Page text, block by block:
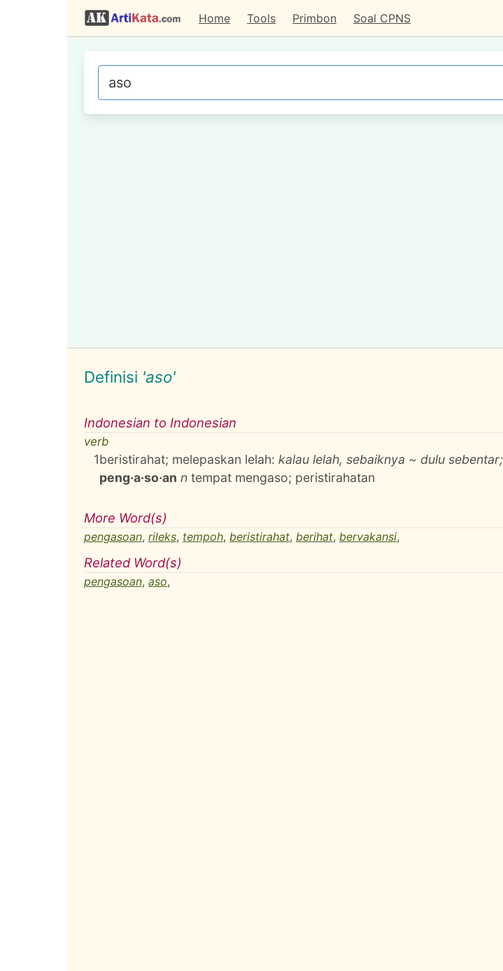
Home Tools Primbon Soal CPNS
Definisi 'aso'
Indonesian to Indonesian
verb
1beristirahat; melepaskan lelah:kalau lelah, sebaiknya ~ dulu sebentar;
peng·a·so·an n tempat mengaso; peristirahatan
More Word(s)
pengasoan, rileks, tempoh, beristirahat, berihat, bervakansi,
Related Word(s)
pengasoan, aso,